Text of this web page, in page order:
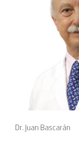
Dr. Juan Bascarán